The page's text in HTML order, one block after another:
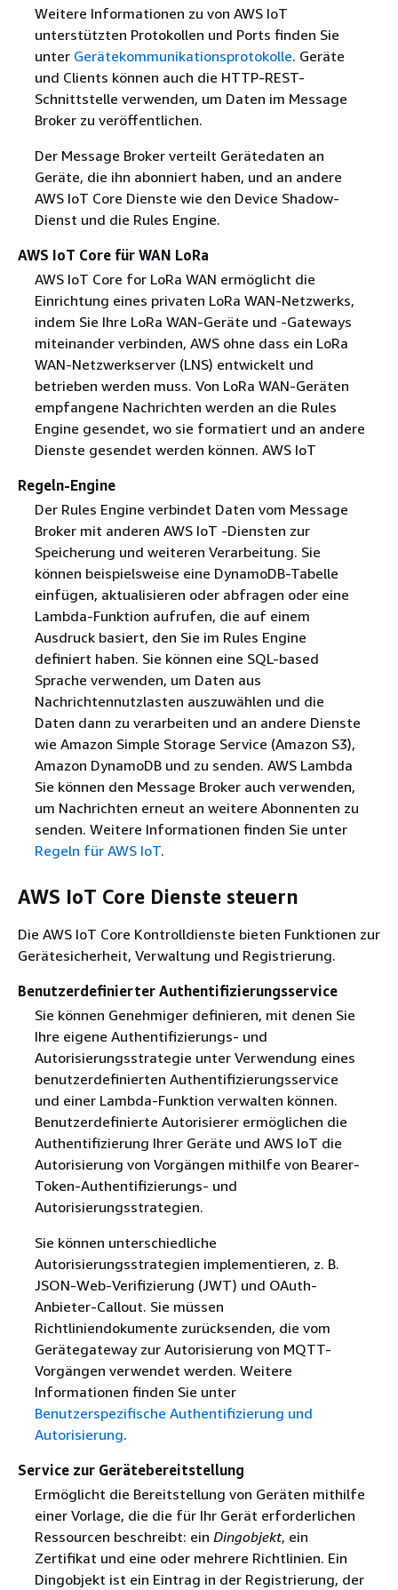
Weitere Informationen zu von AWS IoT
unterstützten Protokollen und Ports finden Sie
unter Gerätekommunikationsprotokolle. Geräte
und Clients können auch die HTTP-REST-
Schnittstelle verwenden, um Daten im Message
Broker zu veröffentlichen.
Der Message Broker verteilt Gerätedaten an
Geräte, die ihn abonniert haben, und an andere
AWS IoT Core Dienste wie den Device Shadow-
Dienst und die Rules Engine.
AWS IoT Core für WAN LoRa
AWS IoT Core for LoRa WAN ermöglicht die
Einrichtung eines privaten LoRa WAN-Netzwerks,
indem Sie Ihre LoRa WAN-Geräte und -Gateways
miteinander verbinden, AWS ohne dass ein LoRa
WAN-Netzwerkserver (LNS) entwickelt und
betrieben werden muss. Von LoRa WAN-Geräten
empfangene Nachrichten werden an die Rules
Engine gesendet, wo sie formatiert und an andere
Dienste gesendet werden können. AWS IoT
Regeln-Engine
Der Rules Engine verbindet Daten vom Message
Broker mit anderen AWS IoT -Diensten zur
Speicherung und weiteren Verarbeitung. Sie
können beispielsweise eine DynamoDB-Tabelle
einfügen, aktualisieren oder abfragen oder eine
Lambda-Funktion aufrufen, die auf einem
Ausdruck basiert, den Sie im Rules Engine
definiert haben. Sie können eine SQL-based
Sprache verwenden, um Daten aus
Nachrichtennutzlasten auszuwählen und die
Daten dann zu verarbeiten und an andere Dienste
wie Amazon Simple Storage Service (Amazon S3),
Amazon DynamoDB und zu senden. AWS Lambda
Sie können den Message Broker auch verwenden,
um Nachrichten erneut an weitere Abonnenten zu
senden. Weitere Informationen finden Sie unter
Regeln für AWS IoT.
AWS IoT Core Dienste steuern
Die AWS IoT Core Kontrolldienste bieten Funktionen zur
Gerätesicherheit, Verwaltung und Registrierung.
Benutzerdefinierter Authentifizierungsservice
Sie können Genehmiger definieren, mit denen Sie
Ihre eigene Authentifizierungs- und
Autorisierungsstrategie unter Verwendung eines
benutzerdefinierten Authentifizierungsservice
und einer Lambda-Funktion verwalten können.
Benutzerdefinierte Autorisierer ermöglichen die
Authentifizierung Ihrer Geräte und AWS IoT die
Autorisierung von Vorgängen mithilfe von Bearer-
Token-Authentifizierungs- und
Autorisierungsstrategien.
Sie können unterschiedliche
Autorisierungsstrategien implementieren, z. B.
JSON-Web-Verifizierung (JWT) und OAuth-
Anbieter-Callout. Sie müssen
Richtliniendokumente zurücksenden, die vom
Gerätegateway zur Autorisierung von MQTT-
Vorgängen verwendet werden. Weitere
Informationen finden Sie unter
Benutzerspezifische Authentifizierung und
Autorisierung.
Service zur Gerätebereitstellung
Ermöglicht die Bereitstellung von Geräten mithilfe
einer Vorlage, die die für Ihr Gerät erforderlichen
Ressourcen beschreibt: ein Dingobjekt, ein
Zertifikat und eine oder mehrere Richtlinien. Ein
Dingobjekt ist ein Eintrag in der Registrierung, der